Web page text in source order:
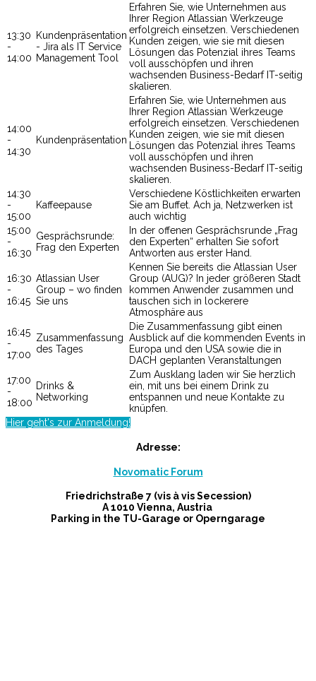
13:30
-
14:00
Kundenpräsentation
- Jira als IT Service
Management Tool
Erfahren Sie, wie Unternehmen aus
Ihrer Region Atlassian Werkzeuge
erfolgreich einsetzen. Verschiedenen
Kunden zeigen, wie sie mit diesen
Lösungen das Potenzial ihres Teams
voll ausschöpfen und ihren
wachsenden Business-Bedarf IT-seitig
skalieren.
14:00
-
14:30
Kundenpräsentation
Erfahren Sie, wie Unternehmen aus
Ihrer Region Atlassian Werkzeuge
erfolgreich einsetzen. Verschiedenen
Kunden zeigen, wie sie mit diesen
Lösungen das Potenzial ihres Teams
voll ausschöpfen und ihren
wachsenden Business-Bedarf IT-seitig
skalieren.
14:30
-
15:00
Kaffeepause
Verschiedene Köstlichkeiten erwarten
Sie am Buffet. Ach ja, Netzwerken ist
auch wichtig
15:00
-
16:30
Gesprächsrunde:
Frag den Experten
In der offenen Gesprächsrunde „Frag
den Experten“ erhalten Sie sofort
Antworten aus erster Hand.
16:30
-
16:45
Atlassian User
Group – wo finden
Sie uns
Kennen Sie bereits die Atlassian User
Group (AUG)? In jeder größeren Stadt
kommen Anwender zusammen und
tauschen sich in lockerere
Atmosphäre aus
16:45
-
17:00
Zusammenfassung
des Tages
Die Zusammenfassung gibt einen
Ausblick auf die kommenden Events in
Europa und den USA sowie die in
DACH geplanten Veranstaltungen
17:00
-
18:00
Drinks &
Networking
Zum Ausklang laden wir Sie herzlich
ein, mit uns bei einem Drink zu
entspannen und neue Kontakte zu
knüpfen.
Hier geht's zur Anmeldung!
Adresse:
Novomatic Forum
Friedrichstraße 7 (vis à vis Secession)
A 1010 Vienna, Austria
Parking in the TU-Garage or Operngarage